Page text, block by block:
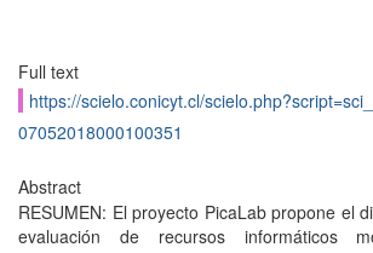
Full text
https://scielo.conicyt.cl/
07052018000100351
Abstract
RESUMEN: El proyecto PicaLab propone el
evaluación de recursos informáticos